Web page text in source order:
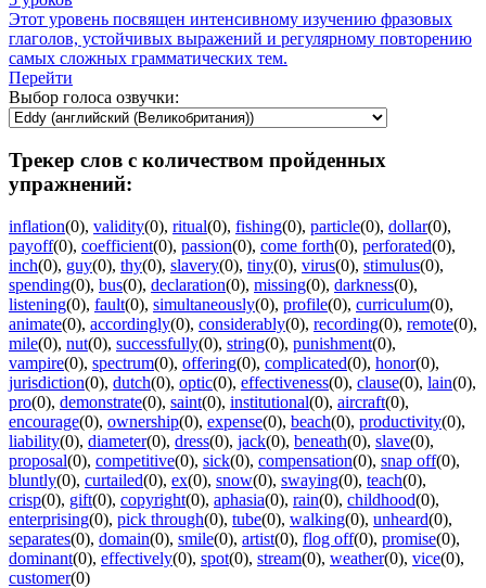
Этот уровень посвящен интенсивному изучению фразовых
глаголов, устойчивых выражений и регулярному повторению
самых сложных грамматических тем.
Перейти
Выбор голоса озвучки:
Трекер слов с количеством пройденных
упражнений:
inflation(0), validity(0), ritual(0), fishing(0), particle(0), dollar(0),
payoff(0), coefficient(0), passion(0), come forth(0), perforated(0),
inch(0), guy(0), thy(0), slavery(0), tiny(0), virus(0), stimulus(0),
spending(0), bus(0), declaration(0), missing(0), darkness(0),
listening(0), fault(0), simultaneously(0), profile(0), curriculum(0),
animate(0), accordingly(0), considerably(0), recording(0), remote(0),
mile(0), nut(0), successfully(0), string(0), punishment(0),
vampire(0), spectrum(0), offering(0), complicated(0), honor(0),
jurisdiction(0), dutch(0), optic(0), effectiveness(0), clause(0), lain(0),
pro(0), demonstrate(0), saint(0), institutional(0), aircraft(0),
encourage(0), ownership(0), expense(0), beach(0), productivity(0),
liability(0), diameter(0), dress(0), jack(0), beneath(0), slave(0),
proposal(0), competitive(0), sick(0), compensation(0), snap off(0),
bluntly(0), curtailed(0), ex(0), snow(0), swaying(0), teach(0),
crisp(0), gift(0), copyright(0), aphasia(0), rain(0), childhood(0),
enterprising(0), pick through(0), tube(0), walking(0), unheard(0),
separates(0), domain(0), smile(0), artist(0), flog off(0), promise(0),
dominant(0), effectively(0), spot(0), stream(0), weather(0), vice(0),
customer(0)